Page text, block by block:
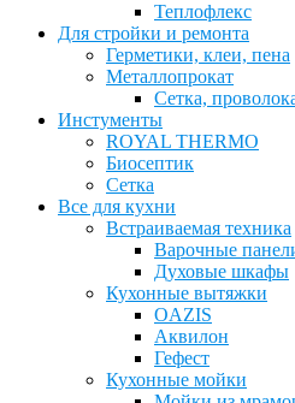
Теплофлекс
Для стройки и ремонта
Герметики, клеи, пена
Металлопрокат
Сетка,
Инстументы
ROYAL THERMO
Биосептик
Сетка
Все для кухни
Встраиваемая техника
Варочные
Духовые шкафы
Кухонные вытяжки
OAZIS
Аквилон
Гефест
Кухонные мойки